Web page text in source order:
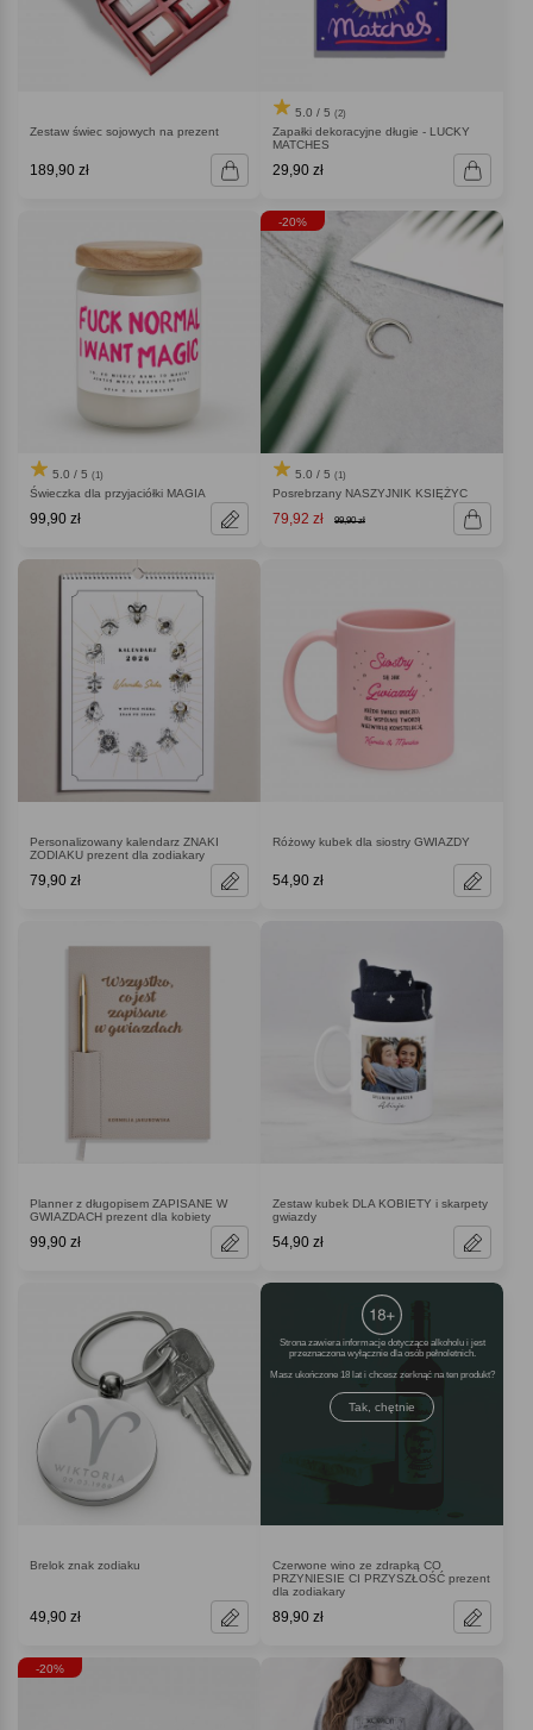
Zestaw świec sojowych na prezent
189,90 zł
5.0 / 5 (2)
Zapałki dekoracyjne długie - LUCKY
MATCHES
29,90 zł
5.0 / 5 (1)
Świeczka dla przyjaciółki MAGIA
99,90 zł
-20%
5.0 / 5 (1)
Posrebrzany NASZYJNIK KSIĘŻYC
79,92 zł 99,90 zł
Personalizowany kalendarz ZNAKI
ZODIAKU prezent dla zodiakary
79,90 zł
Różowy kubek dla siostry GWIAZDY
54,90 zł
Planner z długopisem ZAPISANE W
GWIAZDACH prezent dla kobiety
99,90 zł
Zestaw kubek DLA KOBIETY i skarpety
gwiazdy
54,90 zł
Brelok znak zodiaku
49,90 zł
Strona zawiera informacje dotyczące alkoholu i jest
przeznaczona wyłącznie dla osób pełnoletnich.
Masz ukończone 18 lat i chcesz zerknąć na ten produkt
Tak, chętnie
Czerwone wino ze zdrapką CO
PRZYNIESIE CI PRZYSZŁOŚĆ prezent
dla zodiakary
89,90 zł
-20%